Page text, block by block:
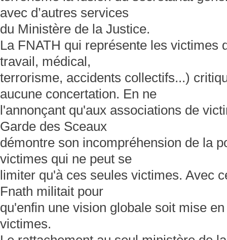
avec d’autres services
du Ministère de la Justice.
La FNATH qui représente les victimes
travail, médical,
terrorisme, accidents collectifs...)
aucune concertation. En ne
l'annonçant qu'aux associations de
Garde des Sceaux
démontre son incompréhension de la
victimes qui ne peut se
limiter qu'à ces seules victimes. Avec
Fnath militait pour
qu'enfin une vision globale soit mise
victimes.